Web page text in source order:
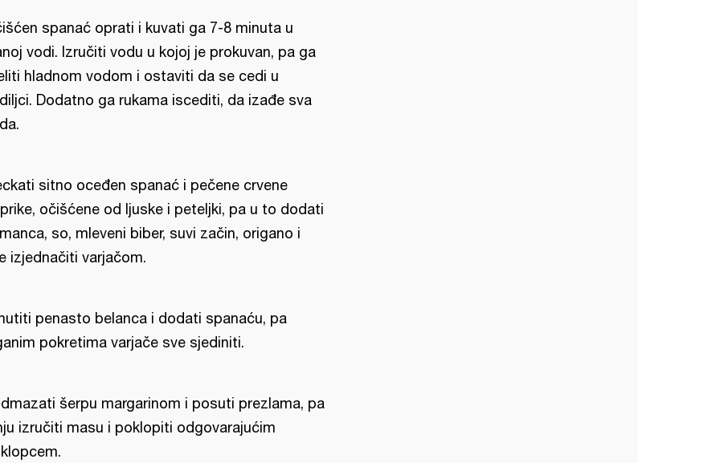
spanać oprati i kuvati ga 7-8 minuta u
vodi. Izručiti vodu u kojoj je prokuvan, pa ga
hladnom vodom i ostaviti da se cedi u
Dodatno ga rukama iscediti, da izađe sva
sitno oceđen spanać i pečene crvene
očišćene od ljuske i peteljki, pa u to dodati
so, mleveni biber, suvi začin, origano i
izjednačiti varjačom.
penasto belanca i dodati spanaću, pa
pokretima varjače sve sjediniti.
šerpu margarinom i posuti prezlama, pa
izručiti masu i poklopiti odgovarajućim